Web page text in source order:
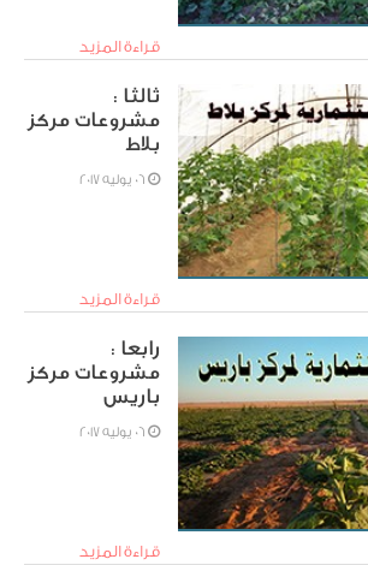
قراءة المزيد
ثالثا :
مشروعات مركز
بلاط
قراءة المزيد
رابعا :
مشروعات مركز
باريس
قراءة المزيد